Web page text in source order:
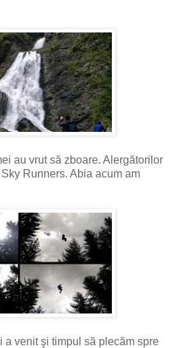
au vrut să zboare. Alergătorilor
Runners. Abia acum am
a venit şi timpul să plecăm spre